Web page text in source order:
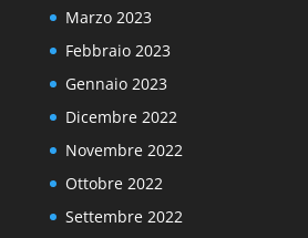
Marzo 2023
Febbraio 2023
Gennaio 2023
Dicembre 2022
Novembre 2022
Ottobre 2022
Settembre 2022